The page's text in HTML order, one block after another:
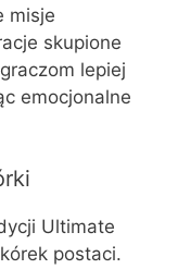
misje
skupione
lepiej
emocjonalne
Ultimate
postaci.